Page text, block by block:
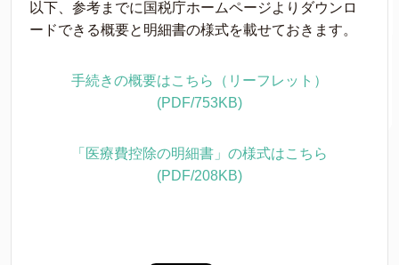
以下、参考までに国税庁ホームページよりダウンロ
ードできる概要と明細書の様式を載せておきます。
手続きの概要はこちら（リーフレット）
(PDF/753KB)
「医療費控除の明細書」の様式はこちら
(PDF/208KB)